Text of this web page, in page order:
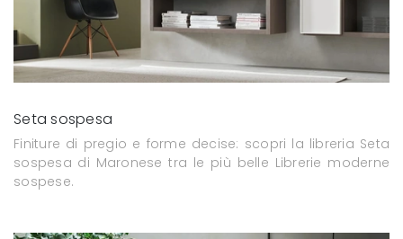
Seta sospesa
Finiture di pregio e forme decise: scopri la libreria Seta
sospesa di Maronese tra le più belle Librerie moderne
sospese.